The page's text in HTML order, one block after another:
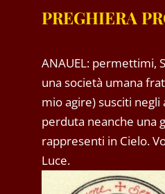
PREGHIERA
ANAUEL: permettimi,
una società umana
mio agire) susciti negli
perduta neanche una
rappresenti in Cielo.
Luce.